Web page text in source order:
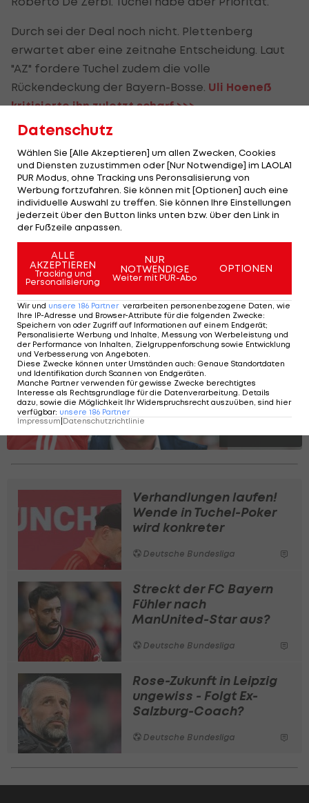
Durch sei der Deal noch nicht. Plettenberg
erwartet aber eine zeitnahe Entscheidung. Laut
"AZ" fordere Tuchel zudem die volle
Rückendeckung der Bayern-Bosse. Uli Hoeneß
kritisierte ihn zuletzt scharf >>>
Laut dem "kicker" habe mittlerweile aber selbst
der Ehrenpräsident nichts mehr gegen einen
Verbleib. Würden Freund und Eberl sich dazu
entscheiden, würde er dem Vernehmen nach kein
Veto einlegen. Für Tuchel spricht, dass sich
angeblich einige Spieler für ihn stark gemacht
hätten (hier nachlesen >>>).
Vize-Bayern! Als die Münchner letztmals
ohne Titel dastanden
SLIDESHOW
Verhandlungen laufen!
Wende in Tuchel-Poker
wird konkreter
Deutsche Bundesliga
Streckt der FC Bayern
Fühler nach
ManUnited-Star aus?
Deutsche Bundesliga
Rose-Zukunft in Leipzig
ungewiss - Folgt Ex-
Salzburg-Coach?
Deutsche Bundesliga
Datenschutz
Wählen Sie [Alle Akzeptieren] um allen Zwecken, Cookies
und Diensten zuzustimmen oder [Nur Notwendige] im LAOLA1
PUR Modus, ohne Tracking uns Peronsalisierung von
Werbung fortzufahren. Sie können mit [Optionen] auch eine
individuelle Auswahl zu treffen. Sie können Ihre Einstellungen
jederzeit über den Button links unten bzw. über den Link in
der Fußzeile anpassen.
ALLE
AKZEPTIEREN
Tracking und
Personalisierung
NUR
NOTWENDIGE
Weiter mit PUR-Abo
OPTIONEN
Wir und unsere 186 Partner verarbeiten personenbezogene Daten, wie
Ihre IP-Adresse und Browser-Attribute für die folgenden Zwecke:
Speichern von oder Zugriff auf Informationen auf einem Endgerät;
Personalisierte Werbung und Inhalte, Messung von Werbeleistung und
der Performance von Inhalten, Zielgruppenforschung sowie Entwicklung
und Verbesserung von Angeboten.
Diese Zwecke können unter Umständen auch: Genaue Standortdaten
und Identifikation durch Scannen von Endgeräten.
Manche Partner verwenden für gewisse Zwecke berechtigtes
Interesse als Rechtsgrundlage für die Datenverarbeitung. Details
dazu, sowie die Möglichkeit Ihr Widerspruchsrecht auszuüben, sind hier
verfügbar: unsere 186 Partner
Impressum Datenschutzrichtlinie